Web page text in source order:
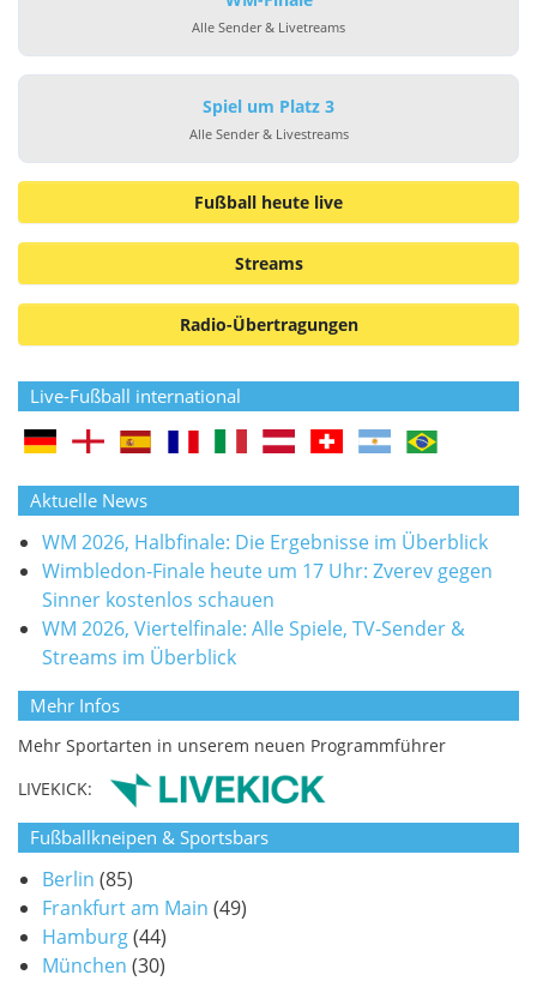
Alle Sender & Livetreams
Spiel um Platz 3
Alle Sender & Livestreams
Fußball heute live
Streams
Radio-Übertragungen
Live-Fußball international
Aktuelle News
WM 2026, Halbfinale: Die Ergebnisse im Überblick
Wimbledon-Finale heute um 17 Uhr: Zverev gegen
Sinner kostenlos schauen
WM 2026, Viertelfinale: Alle Spiele, TV-Sender &
Streams im Überblick
Mehr Infos
Mehr Sportarten in unserem neuen Programmführer
LIVEKICK:
Fußballkneipen & Sportsbars
Berlin (85)
Frankfurt am Main (49)
Hamburg(44)
München (30)